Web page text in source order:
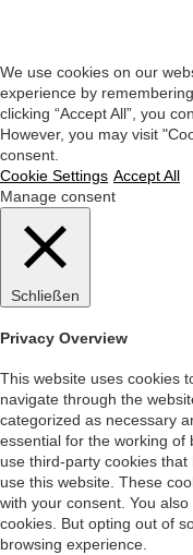
We use cookies on our
experience by
clicking “Accept All”, you
However, you may visit
consent.
Cookie Settings Accept All
Manage consent
Schließen
Privacy Overview
This website uses cookies
navigate through the
categorized as necessary
essential for the working of
use third-party cookies
use this website. These
with your consent. You
cookies. But opting out of
browsing experience.